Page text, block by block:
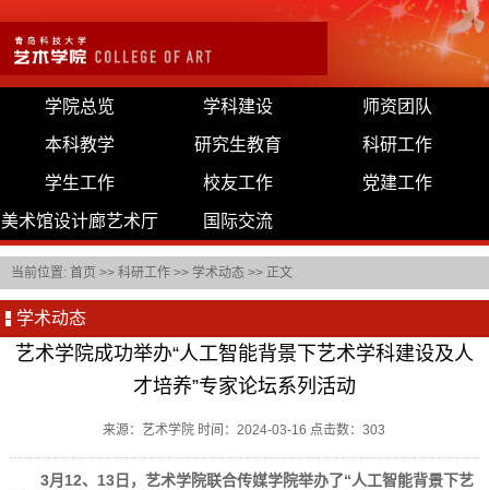
学院总览 学科建设 师资团队
本科教学 研究生教育 科研工作
学生工作 校友工作 党建工作
美术馆设计廊艺术厅 国际交流
当前位置: 首页 >> 科研工作 >> 学术动态 >> 正文
学术动态
艺术学院成功举办“人工智能背景下艺术学科建设及人
才培养”专家论坛系列活动
来源：艺术学院 时间：2024-03-16 点击数：303
3月12、13日，艺术学院联合传媒学院举办了“人工智能背景下艺